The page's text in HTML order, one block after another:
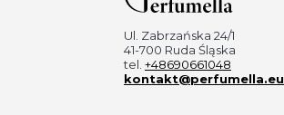
Ul. Zabrzańska 24/1
41-700 Ruda Śląska
tel. +48690661048
kontakt@perfumella.eu